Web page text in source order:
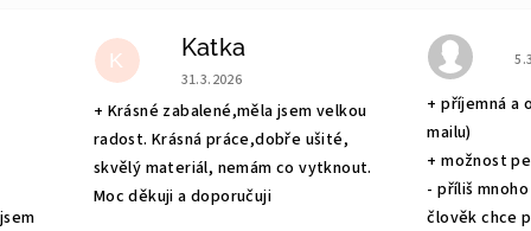
5 z 5 hvězdiček.
K Katka
Hodnocení obchodu je 5 z 5 hvězdiček.
31.3.2026
+ Krásné zabalené,měla jsem velkou
radost. Krásná práce,dobře ušité,
skvělý materiál, nemám co vytknout.
Moc děkuji a doporučuji
+ příjemná a
mailu)
+ možnost
- příliš
člověk chce